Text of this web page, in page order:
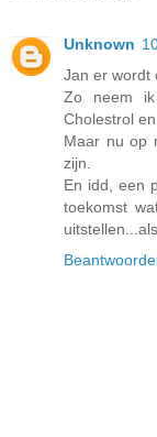
Unknown
Jan er wordt
Zo neem
Cholestrol
Maar nu op
zijn.
En idd, een
toekomst